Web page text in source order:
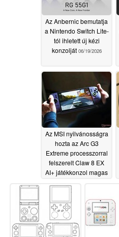
Az Anbernic bemutatja
a Nintendo Switch Lite-
tól ihletett új kézi
konzolját 06/19/2026
Az MSI nyilvánosságra
hozta az Arc G3
Extreme processzorral
felszerelt Claw 8 EX
AI+ játékkonzol magas